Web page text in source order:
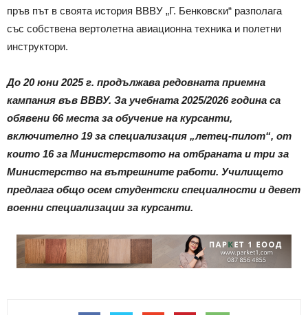
пръв път в своята история ВВВУ „Г. Бенковски“ разполага
със собствена вертолетна авиационна техника и полетни
инструктори.
До 20 юни 2025 г. продължава редовната приемна
кампания във ВВВУ. За учебната 2025/2026 година са
обявени 66 места за обучение на курсанти,
включително 19 за специализация „летец-пилот“, от
които 16 за Министерството на отбраната и три за
Министерство на вътрешните работи. Училището
предлага общо осем студентски специалности и девет
военни специализации за курсанти.